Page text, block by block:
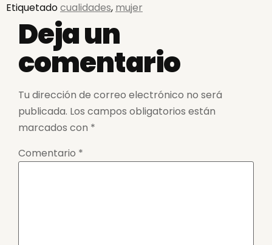
Etiquetadocualidades, mujer
Deja un
comentario
Tu dirección de correo electrónico no será
publicada. Los campos obligatorios están
marcados con *
Comentario *